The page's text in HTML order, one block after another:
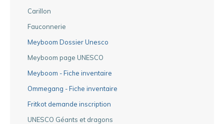
Carillon
Fauconnerie
Meyboom Dossier Unesco
Meyboom page UNESCO
Meyboom - Fiche inventaire
Ommegang - Fiche inventaire
Fritkot demande inscription
UNESCO Géants et dragons